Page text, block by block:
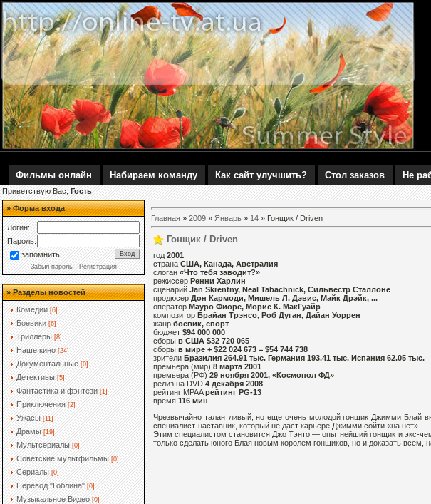
Фильмы онлайн Набираем команду Как сайт улучшить? Стол заказов Не
Приветствую Вас,Гость
» Форма входа
Логин:
Пароль:
запомнить
Забыл пароль·Регистрация
» Разделы новостей
Комедии [6]
Боевики [6]
Триллеры [8]
Наше кино [24]
Документальные [0]
Детективы [5]
Фантастика и фэнтези [1]
Приключения [2]
Ужасы [11]
Драмы [19]
Мультсериалы [0]
Советские мультфильмы [0]
Сериалы [0]
Перевод "Гоблина" [0]
Музыкальное Видео [0]
Главная » 2009 » Январь » 14 » Гонщик / Driven
Гонщик / Driven
год 2001
страна США, Канада, Австралия
слоган «Что тебя заводит?»
режиссер Ренни Харлин
сценарий Jan Skrentny, Neal Tabachnick, Сильвестр Сталлоне
продюсер Дон Кармоди, Мишель Л. Дэвис, Майк Дрэйк, ...
оператор Мауро Фиоре, Морис К. МакГуайр
композитор Брайан Трэнсо, Роб Дуган, Дайан Уоррен
жанр боевик, спорт
бюджет $94 000 000
сборы в США $32 720 065
сборы в мире + $22 024 673 = $54 744 738
зрители Бразилия 264.91 тыс. Германия 193.41 тыс. Испания 62.05 тыс.
премьера (мир) 8 марта 2001
премьера (РФ) 29 ноября 2001, «Космопол ФД»
релиз на DVD 4 декабря 2008
рейтинг MPAAрейтинг PG-13
время 116 мин
Чрезвычайно талантливый, но еще очень молодой гонщик Джимми Блай
специалист-наставник, который не даст карьере Джимми сойти «на нет».
Этим специалистом становится Джо Тэнто — опытнейший гонщик и экс-
только сделать юного Блая новым королем гонщиков, но и доказать всем,